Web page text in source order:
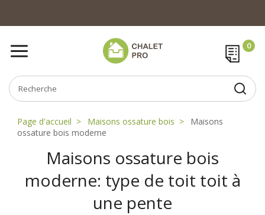
Page d'accueil Maisons ossature bois
Maisons
ossature bois moderne
Maisons ossature bois
moderne: type de toit toit à
une pente